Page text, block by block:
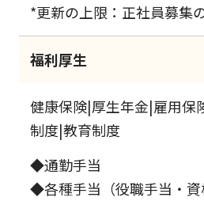
*更新の上限：正社員募集
福利厚生
健康保険|厚生年金|雇用保
制度|教育制度
◆通勤手当
◆各種手当（役職手当・資